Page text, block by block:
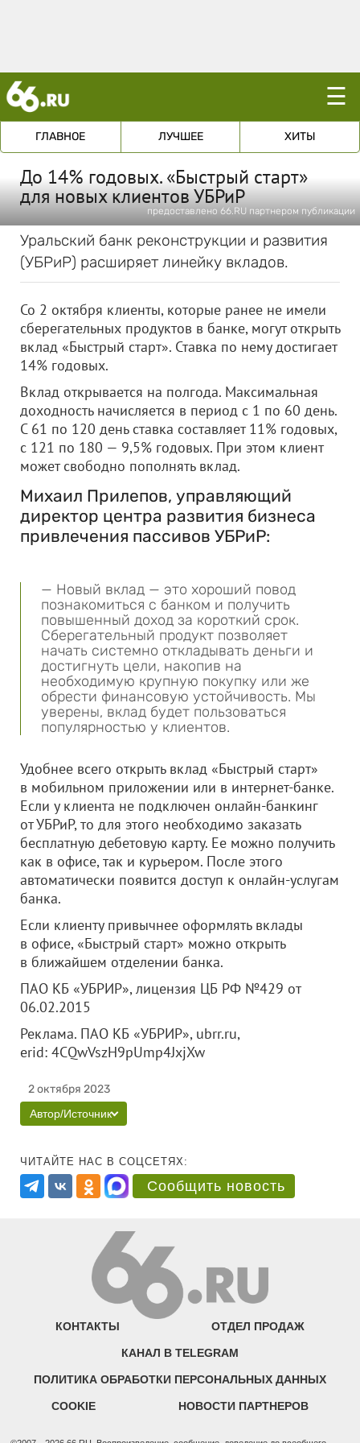
☰
ГЛАВНОЕ ЛУЧШЕЕ ХИТЫ
До 14% годовых. «Быстрый старт»
для новых клиентов УБРиР
предоставлено 66.RU партнером публикации
Уральский банк реконструкции и развития
(УБРиР) расширяет линейку вкладов.
Со 2 октября клиенты, которые ранее не имели
сберегательных продуктов в банке, могут открыть
вклад «Быстрый старт». Ставка по нему достигает
14% годовых.
Вклад открывается на полгода. Максимальная
доходность начисляется в период с 1 по 60 день.
С 61 по 120 день ставка составляет 11% годовых,
с 121 по 180 — 9,5% годовых. При этом клиент
может свободно пополнять вклад.
Михаил Прилепов, управляющий
директор центра развития бизнеса
привлечения пассивов УБРиР:
— Новый вклад — это хороший повод
познакомиться с банком и получить
повышенный доход за короткий срок.
Сберегательный продукт позволяет
начать системно откладывать деньги и
достигнуть цели, накопив на
необходимую крупную покупку или же
обрести финансовую устойчивость. Мы
уверены, вклад будет пользоваться
популярностью у клиентов.
Удобнее всего открыть вклад «Быстрый старт»
в мобильном приложении или в интернет-банке.
Если у клиента не подключен онлайн-банкинг
от УБРиР, то для этого необходимо заказать
бесплатную дебетовую карту. Ее можно получить
как в офисе, так и курьером. После этого
автоматически появится доступ к онлайн-услугам
банка.
Если клиенту привычнее оформлять вклады
в офисе, «Быстрый старт» можно открыть
в ближайшем отделении банка.
ПАО КБ «УБРИР», лицензия ЦБ РФ №429 от
06.02.2015
Реклама. ПАО КБ «УБРИР», ubrr.ru,
erid: 4CQwVszH9pUmp4JxjXw
2 октября 2023
Автор/Источник
ЧИТАЙТЕ НАС В СОЦСЕТЯХ:
Сообщить новость
КОНТАКТЫ ОТДЕЛ ПРОДАЖ
КАНАЛ В TELEGRAM
ПОЛИТИКА ОБРАБОТКИ ПЕРСОНАЛЬНЫХ ДАННЫХ
COOKIE НОВОСТИ ПАРТНЕРОВ